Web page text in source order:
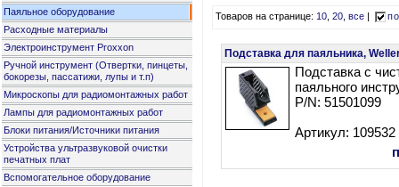
Паяльное оборудование
Расходные материалы
Электроинструмент Proxxon
Ручной инструмент (Отвертки, пинцеты,
бокорезы, пассатижи, лупы и т.п)
Микроскопы для радиомонтажных работ
Лампы для радиомонтажных работ
Блоки питания/Источники питания
Устройства ультразвуковой очистки
печатных плат
Вспомогательное оборудование
Товаров на странице:10,20,все
Подставка для паяльника,
Подставка с
паяльного
P/N: 51501099
Артикул: 109532